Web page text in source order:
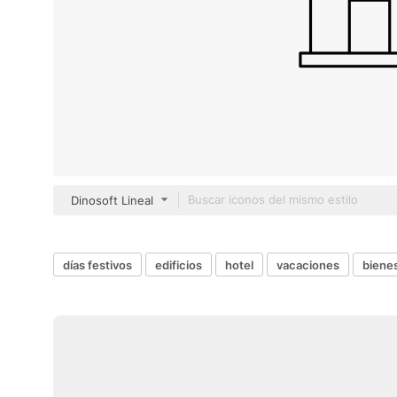
Dinosoft Lineal
días festivos edificios hotel vacaciones